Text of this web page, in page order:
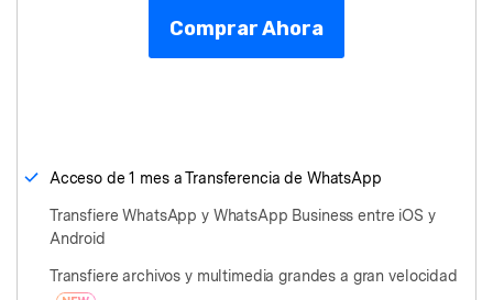
Comprar Ahora
Acceso de 1 mes a Transferencia de WhatsApp
Transfiere WhatsApp y WhatsApp Business entre iOS y
Android
Transfiere archivos y multimedia grandes a gran velocidad